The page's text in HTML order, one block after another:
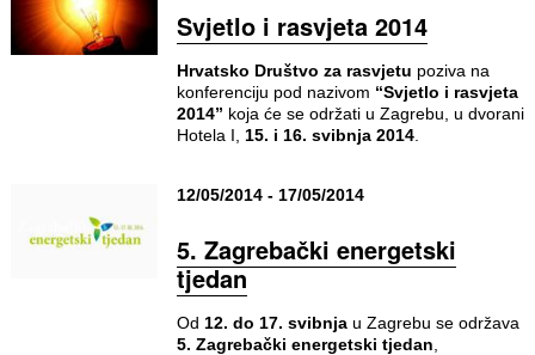
Svjetlo i rasvjeta 2014
Hrvatsko Društvo za rasvjetu poziva na
konferenciju pod nazivom “Svjetlo i rasvjeta
2014” koja će se održati u Zagrebu, u dvorani
Hotela I, 15. i 16. svibnja 2014.
12/05/2014 - 17/05/2014
5. Zagrebački energetski
tjedan
Od 12. do 17. svibnja u Zagrebu se održava
5. Zagrebački energetski tjedan